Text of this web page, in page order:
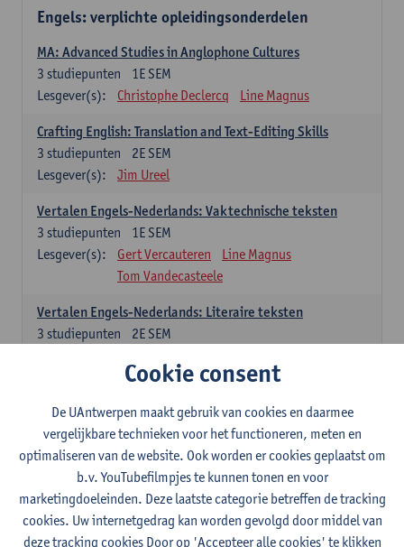
Engels: verplichte opleidingsonderdelen
MA: Advanced Studies in Anglophone Cultures
1E SEM
3 studiepunten
Lesgever(s):
Christophe Declercq Line Magnus
Crafting English: Translation and Text-Editing Skills
2E SEM
3 studiepunten
Lesgever(s):
Jim Ureel
Vertalen Engels-Nederlands: Vaktechnische teksten
1E SEM
3 studiepunten
Lesgever(s):
Gert Vercauteren
Line Magnus
Tom Vandecasteele
Vertalen Engels-Nederlands: Literaire teksten
2E SEM
3 studiepunten
Spaans: verplichte opleidingsonderdelen
El concepto de revolución en Hispanoamérica (siglos XX-
XXI)
1E SEM
studiepunten
Lesgever(s):
Rafael Pedemonte
Vertalen Spaans-Nederlands: Juridische en economische
Cookie consent
De UAntwerpen maakt gebruik van cookies en daarmee
vergelijkbare technieken voor het functioneren, meten en
optimaliseren van de website. Ook worden er cookies geplaatst om
b.v. YouTubefilmpjes te kunnen tonen en voor
marketingdoeleinden. Deze laatste categorie betreffen de tracking
cookies. Uw internetgedrag kan worden gevolgd door middel van
deze tracking cookies Door op 'Accepteer alle cookies' te klikken